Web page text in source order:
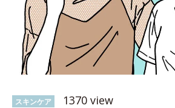
スキンケア 1370 view